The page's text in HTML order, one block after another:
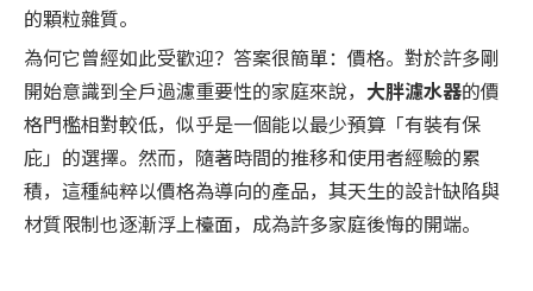
的顆粒雜質。
為何它曾經如此受歡迎？答案很簡單：價格。對於許多剛
開始意識到全戶過濾重要性的家庭來說， 大胖濾水器的價
格門檻相對較低，似乎是一個能以最少預算「有裝有保
庇」的選擇。然而，隨著時間的推移和使用者經驗的累
積，這種純粹以價格為導向的產品，其天生的設計缺陷與
材質限制也逐漸浮上檯面，成為許多家庭後悔的開端。